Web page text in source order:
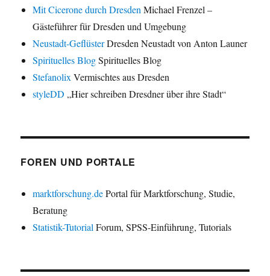
Mit Cicerone durch Dresden Michael Frenzel –
Gästeführer für Dresden und Umgebung
Neustadt-GeflüsterDresden Neustadt von Anton Launer
Spirituelles BlogSpirituelles Blog
Stefanolix Vermischtes aus Dresden
styleDD „Hier schreiben Dresdner über ihre Stadt“
FOREN UND PORTALE
marktforschung.dePortal für Marktforschung, Studie,
Beratung
Statistik-Tutorial Forum, SPSS-Einführung, Tutorials